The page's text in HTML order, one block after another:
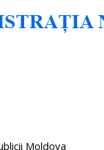
Moldova